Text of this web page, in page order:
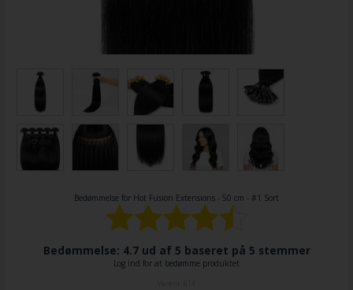
Bedømmelse for Hot Fusion Extensions - 50 cm - #1 Sort
Bedømmelse: 4.7 ud af 5 baseret på 5 stemmer
Log ind for at bedømme produktet